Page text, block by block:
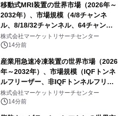
移動式MRI装置の世界市場（2026年～
2032年）、市場規模（4/8チャンネ
ル、8/18/32チャンネル、64チャンネ
ル）・分析レポートを発表
株式会社マーケットリサーチセンター
14分前
産業用急速冷凍装置の世界市場（2026
年～2032年）、市場規模（IQFトンネ
ルフリーザー、非IQFトンネルフリー
ザー、スパイラルフリーザー、プレー
トフリーザー、その他）・分析レポー
株式会社マーケットリサーチセンター
14分前